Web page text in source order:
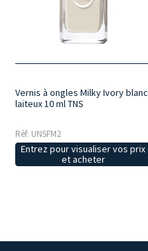
Vernis à ongles Milky Ivory blanc
laiteux 10 ml TNS
Réf: UNSFM2
Entrez pour visualiser vos prix
et acheter